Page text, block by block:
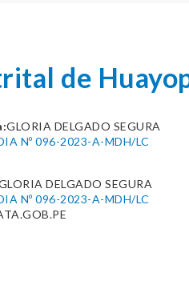
de
GLORIA DELGADO SEGURA
Nº 096-2023-A-MDH/LC
DELGADO SEGURA
Nº 096-2023-A-MDH/LC